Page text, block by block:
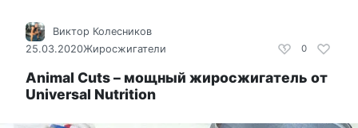
0
Виктор Колесников
25.03.2020Жиросжигатели
Animal Cuts – мощный жиросжигатель от
Universal Nutrition